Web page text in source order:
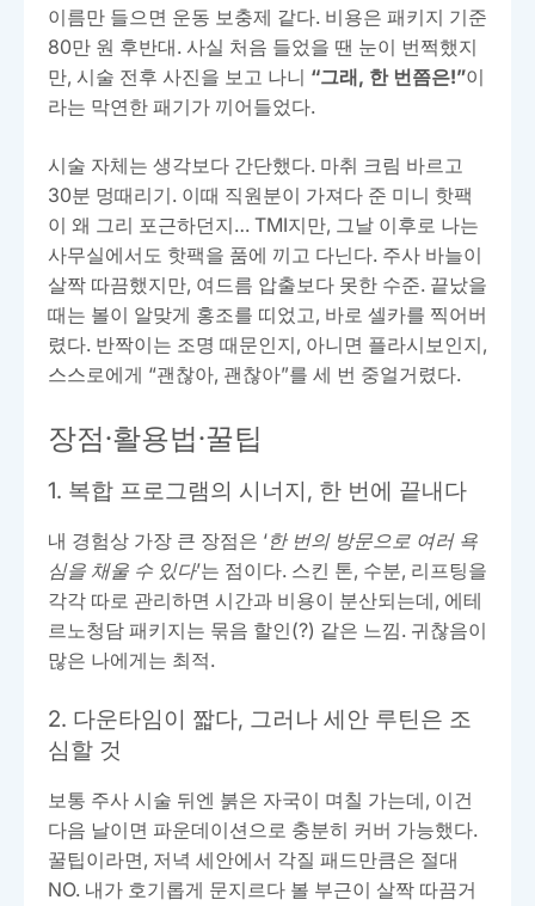
이름만 들으면 운동 보충제 같다. 비용은 패키지 기준
80만 원 후반대. 사실 처음 들었을 땐 눈이 번쩍했지
만, 시술 전후 사진을 보고 나니 “그래, 한 번쯤은!”이
라는 막연한 패기가 끼어들었다.
시술 자체는 생각보다 간단했다. 마취 크림 바르고
30분 멍때리기. 이때 직원분이 가져다 준 미니 핫팩
이 왜 그리 포근하던지… TMI지만, 그날 이후로 나는
사무실에서도 핫팩을 품에 끼고 다닌다. 주사 바늘이
살짝 따끔했지만, 여드름 압출보다 못한 수준. 끝났을
때는 볼이 알맞게 홍조를 띠었고, 바로 셀카를 찍어버
렸다. 반짝이는 조명 때문인지, 아니면 플라시보인지,
스스로에게 “괜찮아, 괜찮아”를 세 번 중얼거렸다.
장점·활용법·꿀팁
1. 복합 프로그램의 시너지, 한 번에 끝내다
내 경험상 가장 큰 장점은 ‘한 번의 방문으로 여러 욕
심을 채울 수 있다’는 점이다. 스킨 톤, 수분, 리프팅을
각각 따로 관리하면 시간과 비용이 분산되는데, 에테
르노청담 패키지는 묶음 할인(?) 같은 느낌. 귀찮음이
많은 나에게는 최적.
2. 다운타임이 짧다, 그러나 세안 루틴은 조
심할 것
보통 주사 시술 뒤엔 붉은 자국이 며칠 가는데, 이건
다음 날이면 파운데이션으로 충분히 커버 가능했다.
꿀팁이라면, 저녁 세안에서 각질 패드만큼은 절대
NO. 내가 호기롭게 문지르다 볼 부근이 살짝 따끔거